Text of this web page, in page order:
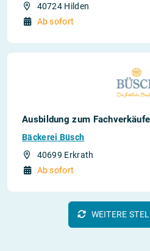
40724 Hilden
Ab sofort
Ausbildung zum
Bäckerei Büsch
40699 Erkrath
Ab sofort
WEITERE